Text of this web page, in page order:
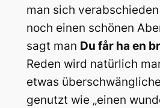
man sich
noch einen schönen
sagt man Du får ha en
Reden wird natürlich
etwas
genutzt wie „einen